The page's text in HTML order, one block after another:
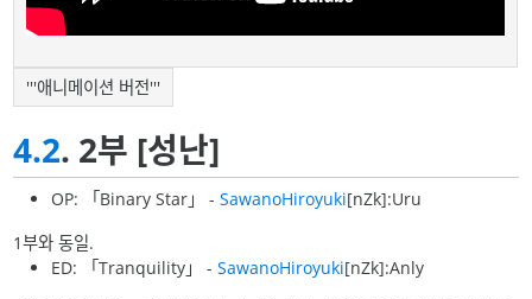
'''애니메이션 버전'''
4.2. 2부 [성난]
OP: 「Binary Star」 -SawanoHiroyuki[nZk]:Uru
1부와 동일.
ED: 「Tranquility」 -SawanoHiroyuki[nZk]:Anly